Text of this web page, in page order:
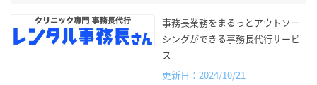
事務長業務をまるっとアウトソー
シングができる事務長代行サービ
ス
更新日：2024/10/21